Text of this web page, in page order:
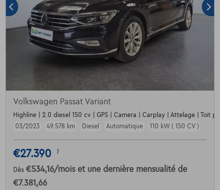
Volkswagen Passat Variant
Highline | 2.0 diesel 150 cv | GPS | Camera | Carplay | Attelage | Toit
03/2023
49.578 km Diesel Automatique 110 kW ( 150 CV )
€27.390 1
Dès €534,16/mois et une dernière mensualité de
€7.381,66